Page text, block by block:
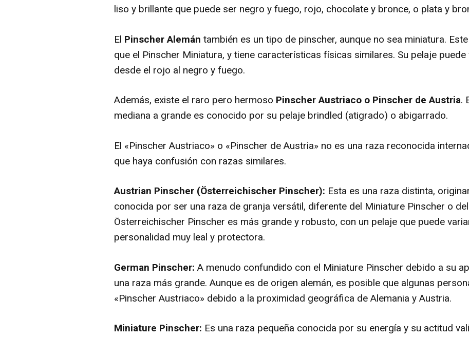
liso y brillante que puede ser negro y fuego, rojo, chocolate y bronce, o plata y
El Pinscher Alemán también es un tipo de pinscher, aunque no sea miniatura.
que el Pinscher Miniatura, y tiene características físicas similares. Su pelaje
desde el rojo al negro y fuego.
Además, existe el raro pero hermoso Pinscher Austriaco o Pinscher de Austria.
mediana a grande es conocido por su pelaje brindled (atigrado) o abigarrado.
El «Pinscher Austriaco» o «Pinscher de Austria» no es una raza reconocida
que haya confusión con razas similares.
Austrian Pinscher (Österreichischer Pinscher): Esta es una raza distinta,
conocida por ser una raza de granja versátil, diferente del Miniature Pinscher o
Österreichischer Pinscher es más grande y robusto, con un pelaje que puede
personalidad muy leal y protectora.
German Pinscher: A menudo confundido con el Miniature Pinscher debido a su
una raza más grande. Aunque es de origen alemán, es posible que algunas
«Pinscher Austriaco» debido a la proximidad geográfica de Alemania y Austria.
Miniature Pinscher: Es una raza pequeña conocida por su energía y su actitud